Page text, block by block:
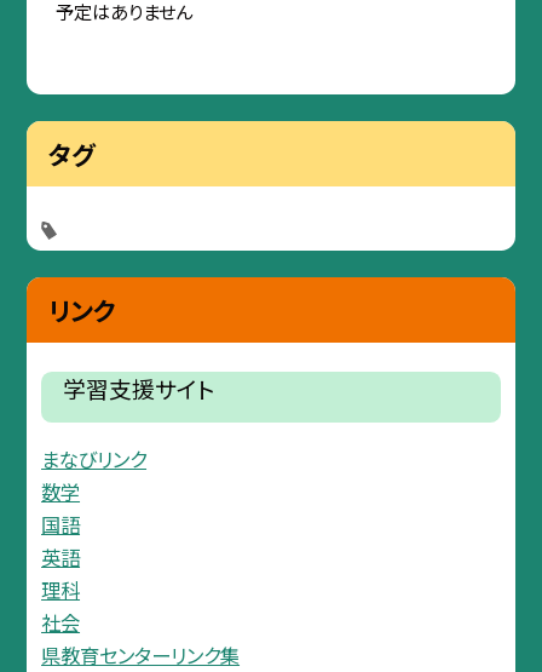
予定はありません
タグ
リンク
学習支援サイト
まなびリンク
数学
国語
英語
理科
社会
県教育センターリンク集